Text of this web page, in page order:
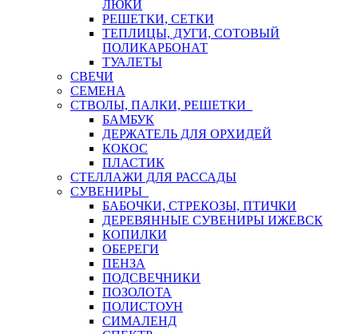
ЛЮКИ
РЕШЕТКИ, СЕТКИ
ТЕПЛИЦЫ, ДУГИ, СОТОВЫЙ
ПОЛИКАРБОНАТ
ТУАЛЕТЫ
СВЕЧИ
СЕМЕНА
СТВОЛЫ, ПАЛКИ, РЕШЕТКИ
БАМБУК
ДЕРЖАТЕЛЬ ДЛЯ ОРХИДЕЙ
КОКОС
ПЛАСТИК
СТЕЛЛАЖИ ДЛЯ РАССАДЫ
СУВЕНИРЫ
БАБОЧКИ, СТРЕКОЗЫ, ПТИЧКИ
ДЕРЕВЯННЫЕ СУВЕНИРЫ ИЖЕВСК
КОПИЛКИ
ОБЕРЕГИ
ПЕНЗА
ПОДСВЕЧНИКИ
ПОЗОЛОТА
ПОЛИСТОУН
СИМАЛЕНД